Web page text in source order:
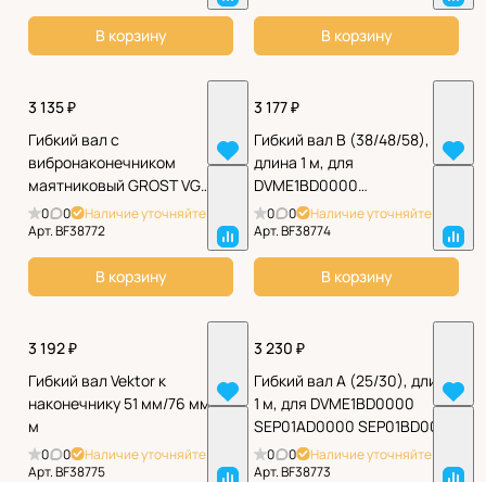
В корзину В корзину
3 135 ₽
Гибкий вал с
вибронаконечником
маятниковый GROST VG
2.5/35
0 0
Наличие уточняйте
Арт.BF38772
В корзину
3 177 ₽
Гибкий вал B (38/48/58),
длина 1 м, для
DVME1BD0000
SEP01BD0000
0 0
Наличие уточняйте
Арт.BF38774
В корзину
3 192 ₽
Гибкий вал Vektor к
наконечнику 51 мм/76 мм 3
м
0 0
Наличие уточняйте
Арт.BF38775
3 230 ₽
Гибкий вал A (25/30), длина
1 м, для DVME1BD0000
SEP01AD0000 SEP01BD0000
0 0
Наличие уточняйте
Арт.BF38773